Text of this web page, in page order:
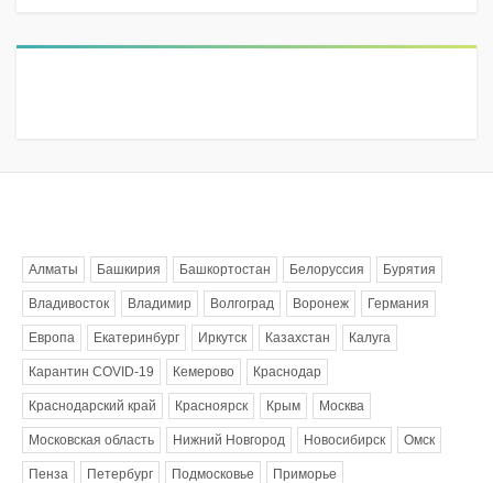
Алматы Башкирия Башкортостан Белоруссия Бурятия
Владивосток Владимир Волгоград Воронеж Германия
Европа Екатеринбург Иркутск Казахстан Калуга
Карантин COVID-19 Кемерово Краснодар
Краснодарский край Красноярск Крым Москва
Московская область Нижний Новгород Новосибирск Омск
Пенза Петербург Подмосковье Приморье